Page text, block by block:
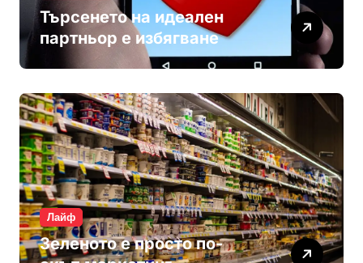
Търсенето на идеален
партньор е избягване
Лайф
Зеленото е просто по-